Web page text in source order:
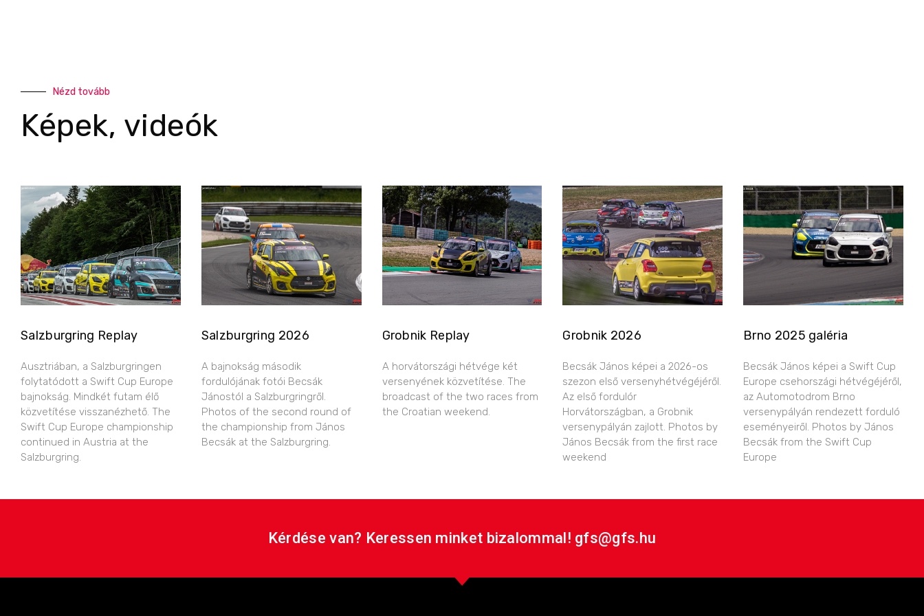
Nézd tovább
Képek, videók
Salzburgring Replay
Ausztriában, a Salzburgringen
folytatódott a Swift Cup Europe
bajnokság. Mindkét futam élő
közvetítése visszanézhető. The
Swift Cup Europe championship
continued in Austria at the
Salzburgring.
Salzburgring 2026
A bajnokság második
fordulójának fotói Becsák
Jánostól a Salzburgringről.
Photos of the second round of
the championship from János
Becsák at the Salzburgring.
Grobnik Replay
A horvátországi hétvége két
versenyének közvetítése. The
broadcast of the two races from
the Croatian weekend.
Grobnik 2026
Becsák János képei a 2026-os
szezon első versenyhétvégéjéről.
Az első fordulór
Horvátországban, a Grobnik
versenypályán zajlott. Photos by
János Becsák from the first race
weekend
Brno 2025 galéria
Becsák János képei a Swift Cup
Europe csehországi hétvégéjéről,
az Automotodrom Brno
versenypályán rendezett forduló
eseményeiről. Photos by János
Becsák from the Swift Cup
Europe
Kérdése van? Keressen minket bizalommal! gfs@gfs.hu